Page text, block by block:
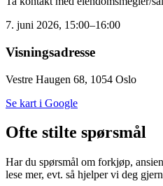
7. juni 2026, 15:00–16:00
Visningsadresse
Vestre Haugen 68, 1054 Oslo
Se kart i Google
Ofte stilte spørsmål
Har du spørsmål om forkjøp,
lese mer, evt. så hjelper vi deg